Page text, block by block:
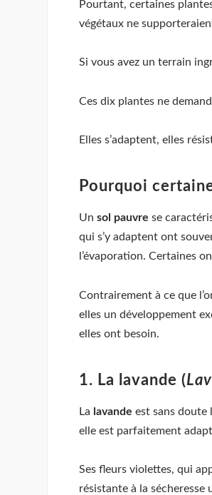
Pourtant, certaines
végétaux ne
Si vous avez un terrain
Ces dix plantes ne
Elles s’adaptent, elles
Pourquoi
Un sol pauvre se
qui s’y adaptent ont
l’évaporation. Certaines
Contrairement à ce que
elles un développement
elles ont besoin.
1. La lavande (
La lavande est sans doute
elle est parfaitement
Ses fleurs violettes, qui
résistante à la sécheresse